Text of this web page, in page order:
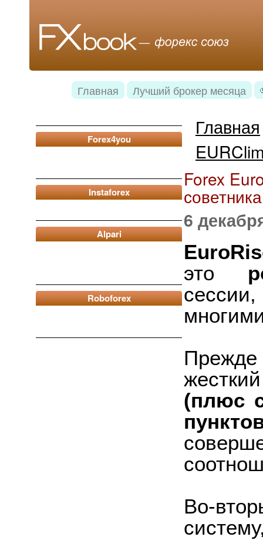
Главная Лучший брокер месяца
Forex4you
Instaforex
Alpari
Roboforex
Главная
Forex
6
это
(плюс
Во-